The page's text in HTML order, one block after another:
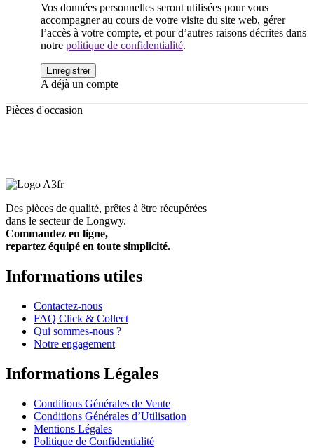
Vos données personnelles seront utilisées pour vous
accompagner au cours de votre visite du site web, gérer
l’accès à votre compte, et pour d’autres raisons décrites dans
notre politique de confidentialité.
A déjà un compte
Pièces d'occasion
Des pièces de qualité, prêtes à être récupérées
dans le secteur de Longwy.
Commandez en ligne,
repartez équipé en toute simplicité.
Informations utiles
Contactez-nous
FAQ Click & Collect
Qui sommes-nous ?
Notre engagement
Informations Légales
Conditions Générales de Vente
Conditions Générales d’Utilisation
Mentions Légales
Politique de Confidentialité